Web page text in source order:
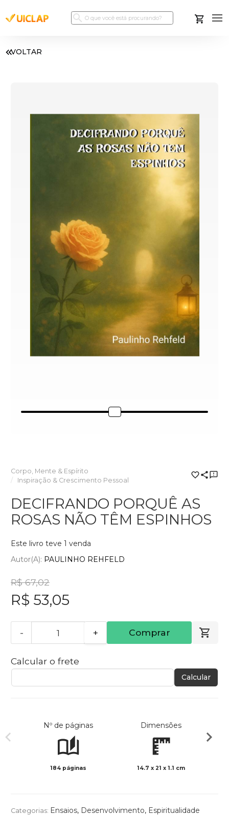
VOLTAR
Corpo, Mente & Espírito
Inspiração & Crescimento Pessoal
DECIFRANDO PORQUÊ AS
ROSAS NÃO TÊM ESPINHOS
Este livro teve 1 venda
Autor(a): PAULINHO REHFELD
R$ 67,02
R$ 53,05
- + Comprar
Calcular o frete
Calcular
Nº de páginas
184 páginas
Dimensões
14.7 x 21 x 1.1 cm
Categorias: Ensaios, Desenvolvimento, Espiritualidade